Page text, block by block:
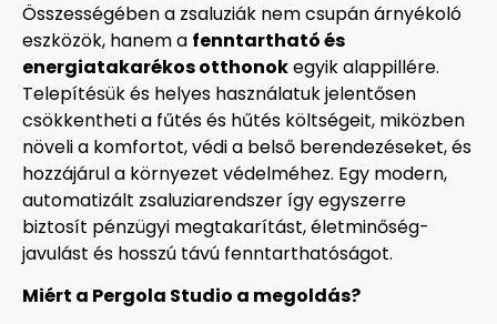
Összességében a zsaluziák nem csupán árnyékoló
eszközök, hanem a fenntartható és
energiatakarékos otthonokegyik alappillére.
Telepítésük és helyes használatuk jelentősen
csökkentheti a fűtés és hűtés költségeit, miközben
növeli a komfortot, védi a belső berendezéseket, és
hozzájárul a környezet védelméhez. Egy modern,
automatizált zsaluziarendszer így egyszerre
biztosít pénzügyi megtakarítást, életminőség-
javulást és hosszú távú fenntarthatóságot.
Miért a Pergola Studio a megoldás?